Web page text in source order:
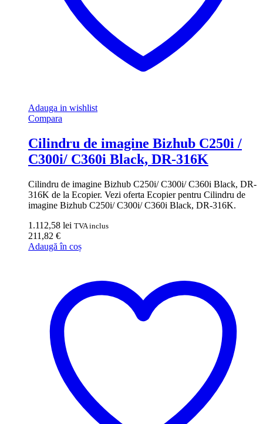
Adauga in wishlist
Compara
Cilindru de imagine Bizhub C250i /
C300i/ C360i Black, DR-316K
Cilindru de imagine Bizhub C250i/ C300i/ C360i Black, DR-
316K de la Ecopier. Vezi oferta Ecopier pentru Cilindru de
imagine Bizhub C250i/ C300i/ C360i Black, DR-316K.
1.112,58 lei TVA inclus
211,82 €
Adaugă în coș